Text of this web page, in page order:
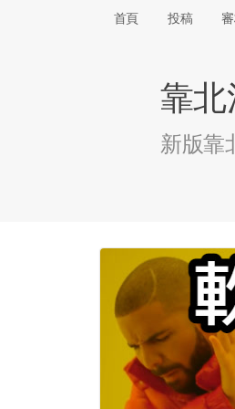
首頁 投稿
靠
新版靠